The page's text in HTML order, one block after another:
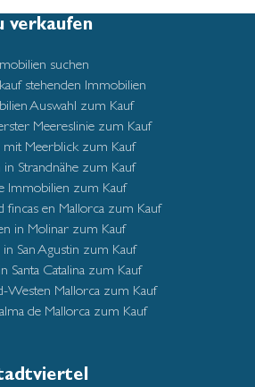
verkaufen
suchen
stehenden Immobilien
Auswahl zum Kauf
Meereslinie zum Kauf
mit Meerblick zum Kauf
Strandnähe zum Kauf
Immobilien zum Kauf
fincas en Mallorca zum Kauf
in Molinar zum Kauf
San Agustin zum Kauf
Santa Catalina zum Kauf
Westen Mallorca zum Kauf
de Mallorca zum Kauf